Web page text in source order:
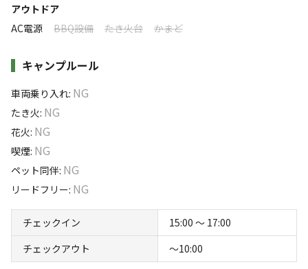
アウトドア
AC電源
BBQ設備 たき火台 かまど
キャンプルール
車両乗り入れ: NG
たき火: NG
花火: NG
喫煙: NG
ペット同伴: NG
リードフリー: NG
チェックイン
15:00 〜 17:00
チェックアウト
〜10:00
特徴タグ
#虫捕り #川遊び
キャンペーン
キャンプ場からのお知らせ